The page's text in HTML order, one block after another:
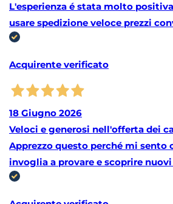
L'esperienza é stata molto
usare spedizione veloce prezzi
Acquirente verificato
18 Giugno 2026
Veloci e generosi nell'offerta dei
Apprezzo questo perché mi sento
invoglia a provare e scoprire